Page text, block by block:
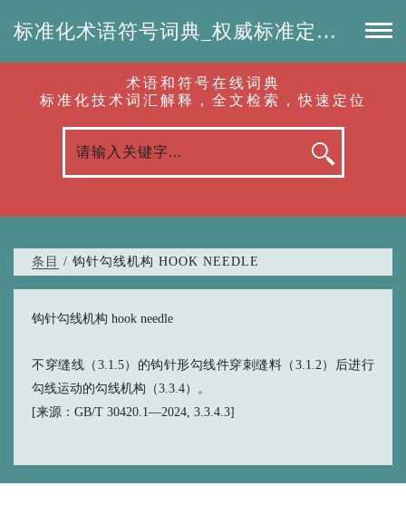
标准化术语符号词典_权威标准定义_专业词汇查询-认准啦（RenZhunLa.com）
术语和符号在线词典
标准化技术词汇解释，全文检索，快速定位
条目 / 钩针勾线机构 HOOK NEEDLE
钩针勾线机构 hook needle
不穿缝线（3.1.5）的钩针形勾线件穿刺缝料（3.1.2）后进行
勾线运动的勾线机构（3.3.4）。
[来源：GB/T 30420.1—2024, 3.3.4.3]